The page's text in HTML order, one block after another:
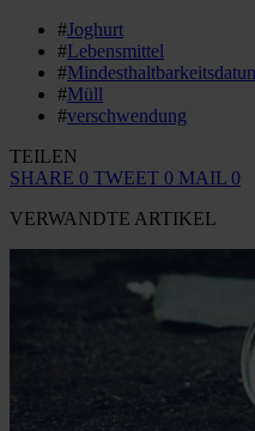
#Joghurt
#Lebensmittel
#
#Müll
#verschwendung
TEILEN
SHARE 0 TWEET 0 MAIL 0
VERWANDTE ARTIKEL